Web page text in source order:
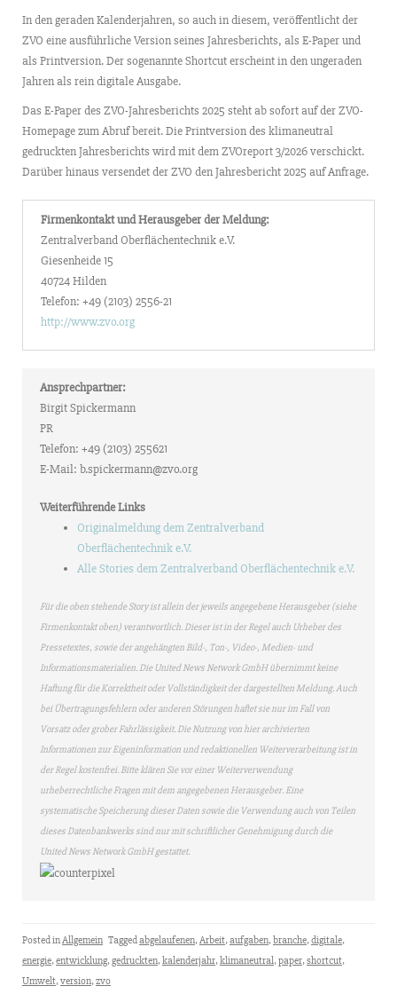
In den geraden Kalenderjahren, so auch in diesem, veröffentlicht der
ZVO eine ausführliche Version seines Jahresberichts, als E-Paper und
als Printversion. Der sogenannte Shortcut erscheint in den ungeraden
Jahren als rein digitale Ausgabe.
Das E-Paper des ZVO-Jahresberichts 2025 steht ab sofort auf der ZVO-
Homepage zum Abruf bereit. Die Printversion des klimaneutral
gedruckten Jahresberichts wird mit dem ZVOreport 3/2026 verschickt.
Darüber hinaus versendet der ZVO den Jahresbericht 2025 auf Anfrage.
Firmenkontakt und Herausgeber der Meldung:
Zentralverband Oberflächentechnik e.V.
Giesenheide 15
40724 Hilden
Telefon: +49 (2103) 2556-21
http://www.zvo.org
Ansprechpartner:
Birgit Spickermann
PR
Telefon: +49 (2103) 255621
E-Mail: b.spickermann@zvo.org
Weiterführende Links
Originalmeldung dem Zentralverband
Oberflächentechnik e.V.
Alle Stories dem Zentralverband Oberflächentechnik e.V.
Für die oben stehende Story ist allein der jeweils angegebene Herausgeber (siehe
Firmenkontakt oben) verantwortlich. Dieser ist in der Regel auch Urheber des
Pressetextes, sowie der angehängten Bild-, Ton-, Video-, Medien- und
Informationsmaterialien. Die United News Network GmbH übernimmt keine
Haftung für die Korrektheit oder Vollständigkeit der dargestellten Meldung. Auch
bei Übertragungsfehlern oder anderen Störungen haftet sie nur im Fall von
Vorsatz oder grober Fahrlässigkeit. Die Nutzung von hier archivierten
Informationen zur Eigeninformation und redaktionellen Weiterverarbeitung ist in
der Regel kostenfrei. Bitte klären Sie vor einer Weiterverwendung
urheberrechtliche Fragen mit dem angegebenen Herausgeber. Eine
systematische Speicherung dieser Daten sowie die Verwendung auch von Teilen
dieses Datenbankwerks sind nur mit schriftlicher Genehmigung durch die
United News Network GmbH gestattet.
Posted inAllgemein Taggedabgelaufenen,Arbeit,aufgaben,branche,digitale,
energie,entwicklung,gedruckten,kalenderjahr,klimaneutral,paper,shortcut,
Umwelt,version,zvo